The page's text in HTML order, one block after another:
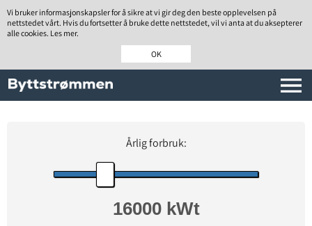
OK
Vi bruker informasjonskapsler for å sikre at vi gir deg den beste opplevelsen på
nettstedet vårt. Hvis du fortsetter å bruke dette nettstedet, vil vi anta at du aksepterer
alle cookies. Les mer.
Årlig forbruk: